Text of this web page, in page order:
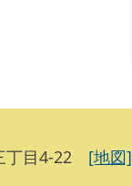
丁目4-22 [地図]